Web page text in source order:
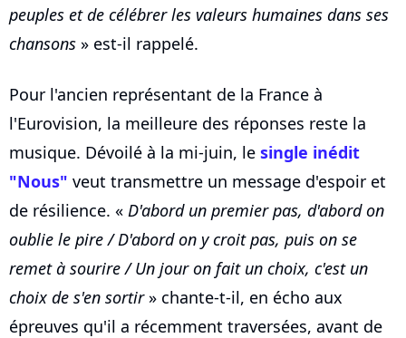
peuples et de célébrer les valeurs humaines dans ses
chansons » est-il rappelé.
Pour l'ancien représentant de la France à
l'Eurovision, la meilleure des réponses reste la
musique. Dévoilé à la mi-juin, le single inédit
"Nous" veut transmettre un message d'espoir et
de résilience. « D'abord un premier pas, d'abord on
oublie le pire / D'abord on y croit pas, puis on se
remet à sourire / Un jour on fait un choix, c'est un
choix de s'en sortir» chante-t-il, en écho aux
épreuves qu'il a récemment traversées, avant de